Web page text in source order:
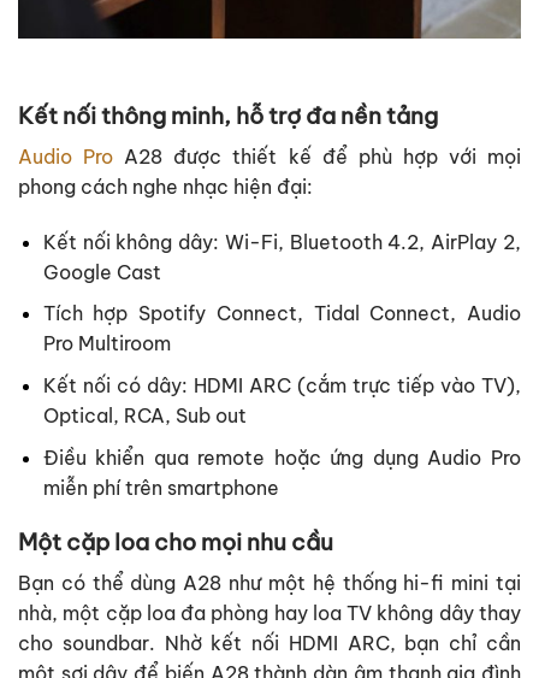
Kết nối thông minh, hỗ trợ đa nền tảng
Audio Pro A28 được thiết kế để phù hợp với mọi
phong cách nghe nhạc hiện đại:
Kết nối không dây: Wi-Fi, Bluetooth 4.2, AirPlay 2,
Google Cast
Tích hợp Spotify Connect, Tidal Connect, Audio
Pro Multiroom
Kết nối có dây: HDMI ARC (cắm trực tiếp vào TV),
Optical, RCA, Sub out
Điều khiển qua remote hoặc ứng dụng Audio Pro
miễn phí trên smartphone
Một cặp loa cho mọi nhu cầu
Bạn có thể dùng A28 như một hệ thống hi-fi mini tại
nhà, một cặp loa đa phòng hay loa TV không dây thay
cho soundbar. Nhờ kết nối HDMI ARC, bạn chỉ cần
một sợi dây để biến A28 thành dàn âm thanh gia đình